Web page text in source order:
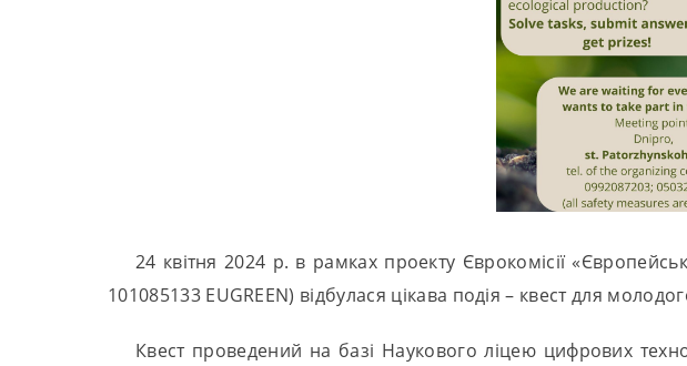
24 квітня 2024 р. в рамках проекту Єврокомісії
101085133 EUGREEN) відбулася цікава подія – квест для
Квест проведений на базі Наукового ліцею цифрових